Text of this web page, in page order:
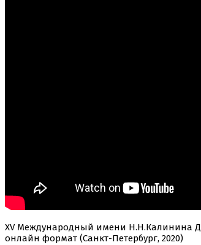
ХV Международный имени Н.Н.Калинина
онлайн формат (Санкт-Петербург, 2020)